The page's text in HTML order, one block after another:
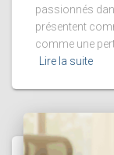
passionnés
présentent
comme une
Lire la suite